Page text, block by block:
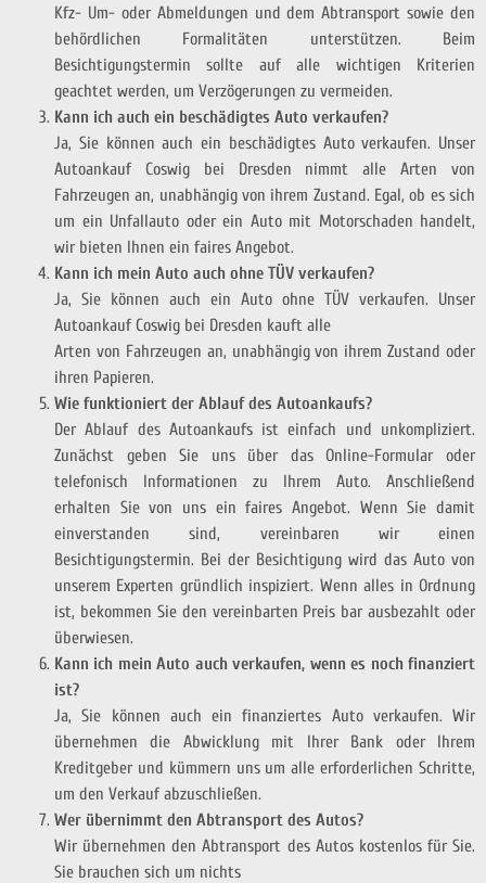
Kfz- Um- oder Abmeldungen und dem Abtransport sowie den
behördlichen Formalitäten unterstützen. Beim
Besichtigungstermin sollte auf alle wichtigen Kriterien
geachtet werden, um Verzögerungen zu vermeiden.
Kann ich auch ein beschädigtes Auto verkaufen?
Ja, Sie können auch ein beschädigtes Auto verkaufen. Unser
Autoankauf Coswig bei Dresden nimmt alle Arten von
Fahrzeugen an, unabhängig von ihrem Zustand. Egal, ob es sich
um ein Unfallauto oder ein Auto mit Motorschaden handelt,
wir bieten Ihnen ein faires Angebot.
Kann ich mein Auto auch ohne TÜV verkaufen?
Ja, Sie können auch ein Auto ohne TÜV verkaufen. Unser
Autoankauf Coswig bei Dresden kauft alle
Arten von Fahrzeugen an, unabhängig von ihrem Zustand oder
ihren Papieren.
Wie funktioniert der Ablauf des Autoankaufs?
Der Ablauf des Autoankaufs ist einfach und unkompliziert.
Zunächst geben Sie uns über das Online-Formular oder
telefonisch Informationen zu Ihrem Auto. Anschließend
erhalten Sie von uns ein faires Angebot. Wenn Sie damit
einverstanden sind, vereinbaren wir einen
Besichtigungstermin. Bei der Besichtigung wird das Auto von
unserem Experten gründlich inspiziert. Wenn alles in Ordnung
ist, bekommen Sie den vereinbarten Preis bar ausbezahlt oder
überwiesen.
Kann ich mein Auto auch verkaufen, wenn es noch finanziert
ist?
Ja, Sie können auch ein finanziertes Auto verkaufen. Wir
übernehmen die Abwicklung mit Ihrer Bank oder Ihrem
Kreditgeber und kümmern uns um alle erforderlichen Schritte,
um den Verkauf abzuschließen.
Wer übernimmt den Abtransport des Autos?
Wir übernehmen den Abtransport des Autos kostenlos für Sie.
Sie brauchen sich um nichts